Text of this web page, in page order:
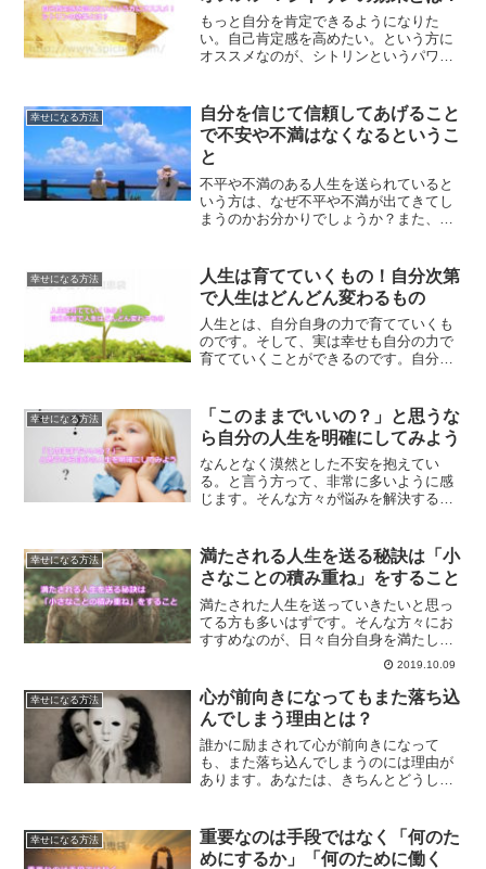
もっと自分を肯定できるようになりた
い。自己肯定感を高めたい。という方に
オススメなのが、シトリンというパワー
ワーストーンなのです。
幸せになる方法
自分を信じて信頼してあげること
で不安や不満はなくなるというこ
と
不平や不満のある人生を送られていると
いう方は、なぜ不平や不満が出てきてし
まうのかお分かりでしょうか？また、将
持ちをなくすためにはどうしたらいいの
かについてご紹介します。
幸せになる方法
人生は育てていくもの！自分次第
で人生はどんどん変わるもの
人生とは、自分自身の力で育てていくも
のです。そして、実は幸せも自分の力で
育てていくことができるのです。自分次
幸せになる方法
「このままでいいの？」と思うな
ら自分の人生を明確にしてみよう
なんとなく漠然とした不安を抱えてい
る。と言う方って、非常に多いように感
じます。そんな方々が悩みを解決する２
必読です。
幸せになる方法
満たされる人生を送る秘訣は「小
さなことの積み重ね」をすること
満たされた人生を送っていきたいと思っ
てる方も多いはずです。そんな方々にお
すすめなのが、日々自分自身を満たして
あげることです。満たされた人生を送る
ための具体的な方法について、解説して
いきます。
2019.10.09
幸せになる方法
心が前向きになってもまた落ち込
んでしまう理由とは？
誰かに励まされて心が前向きになって
も、また落ち込んでしまうのには理由が
あります。あなたは、きちんとどうして
合い解決していかない限り、同じことの
繰り返しになってしまうのです。
幸せになる方法
重要なのは手段ではなく「何のた
めにするか」「何のために働く